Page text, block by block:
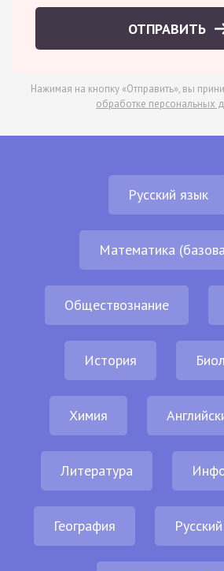
ОТПРАВИТЬ
Нажимая на кнопку «Отправить», вы
обработке персональных
Русский язык
Математика
Обществознание
История
Химия
Литература
География